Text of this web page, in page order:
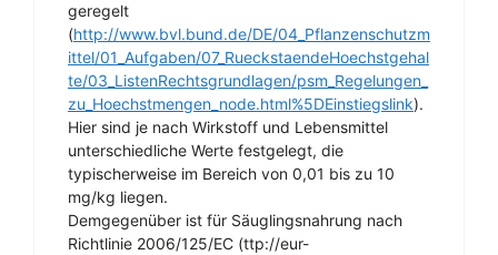
geregelt
(http://www.bvl.bund.de/DE/04_Pflanzenschutzm
ittel/01_Aufgaben/07_RueckstaendeHoechstgehal
te/03_ListenRechtsgrundlagen/psm_Regelungen_
zu_Hoechstmengen_node.html%5DEinstiegslink).
Hier sind je nach Wirkstoff und Lebensmittel
unterschiedliche Werte festgelegt, die
typischerweise im Bereich von 0,01 bis zu 10
mg/kg liegen.
Demgegenüber ist für Säuglingsnahrung nach
Richtlinie 2006/125/EC (ttp://eur-